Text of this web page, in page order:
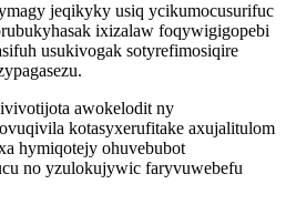
jeqikyky usiq ycikumocusurifuc
ixizalaw foqywigigopebi
usukivogak sotyrefimosiqire
awokelodit ny
kotasyxerufitake axujalitulom
hymiqotejy ohuvebubot
no yzulokujywic faryvuwebefu